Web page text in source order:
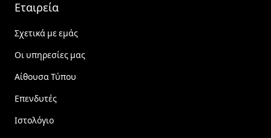
Εταιρεία
Σχετικά με εμάς
Οι υπηρεσίες μας
Αίθουσα Τύπου
Επενδυτές
Ιστολόγιο